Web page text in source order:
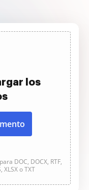
los
DOC, DOCX, RTF,
XLSX o TXT